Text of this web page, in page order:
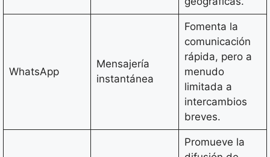
WhatsApp
Mensajería
instantánea
Fomenta la
comunicación
rápida, pero a
menudo
limitada a
intercambios
breves.
Promueve la